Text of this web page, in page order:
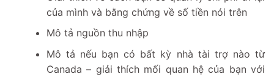
của mình và bằng chứng về số tiền nói trên
Mô tả nguồn thu nhập
Mô tả nếu bạn có bất kỳ nhà tài trợ nào từ
Canada – giải thích mối quan hệ của bạn với